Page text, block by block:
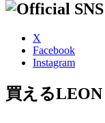
X
Facebook
Instagram
買えるLEON